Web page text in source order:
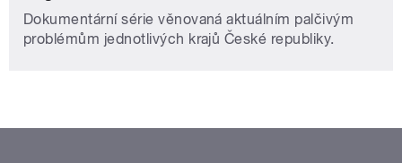
Dokumentární série věnovaná aktuálním palčivým
problémům jednotlivých krajů České republiky.